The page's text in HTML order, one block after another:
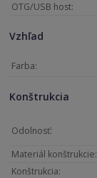
OTG/USB host:
Vzhľad
Farba:
Konštrukcia
Odolnosť:
Materiál konštrukcie:
Konštrukcia: